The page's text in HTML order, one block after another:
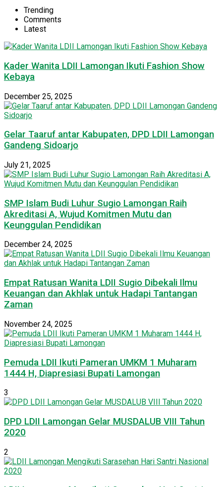
Trending
Comments
Latest
Kader Wanita LDII Lamongan Ikuti Fashion Show
Kebaya
December 25, 2025
Gelar Taaruf antar Kabupaten, DPD LDII Lamongan
Gandeng Sidoarjo
July 21, 2025
SMP Islam Budi Luhur Sugio Lamongan Raih
Akreditasi A, Wujud Komitmen Mutu dan
Keunggulan Pendidikan
December 24, 2025
Empat Ratusan Wanita LDII Sugio Dibekali Ilmu
Keuangan dan Akhlak untuk Hadapi Tantangan
Zaman
November 24, 2025
Pemuda LDII Ikuti Pameran UMKM 1 Muharam
1444 H, Diapresiasi Bupati Lamongan
3
DPD LDII Lamongan Gelar MUSDALUB VIII Tahun
2020
2